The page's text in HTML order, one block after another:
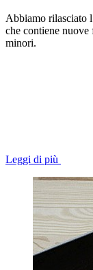
Abbiamo rilasciato
che contiene
minori.
Leggi di più